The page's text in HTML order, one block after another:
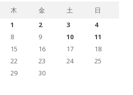
木 金 土
日
1
2 3
4
8 9 10
11
15 16 17
18
22 23 24
25
29 30